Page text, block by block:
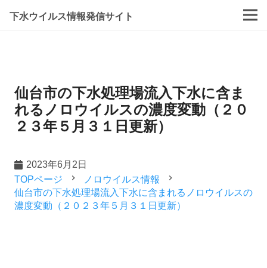
下水ウイルス情報発信サイト
仙台市の下水処理場流入下水に含ま
れるノロウイルスの濃度変動（２０
２３年５月３１日更新）
2023年6月2日
TOPページ
navigate_next ノロウイルス情報 navigate_next
仙台市の下水処理場流入下水に含まれるノロウイルスの
濃度変動（２０２３年５月３１日更新）